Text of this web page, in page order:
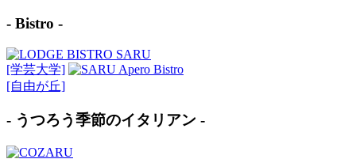
- Bistro -
[学芸大学]
[自由が丘]
- うつろう季節のイタリアン -